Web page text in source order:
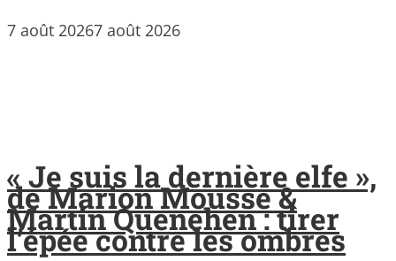
7 août 20267 août 2026
« Je suis la dernière elfe »,
de Marion Mousse &
Martin Quenehen : tirer
l’épée contre les ombres